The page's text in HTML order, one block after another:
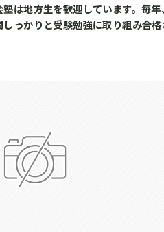
塾は地方生を歓迎しています。毎年
っかりと受験勉強に取り組み合